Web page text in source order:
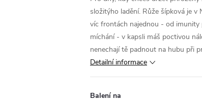
složitýho ladění. Růže šípková je v
víc frontách najednou - od imunity
míchání - v kapsli máš poctivou
nenechají tě padnout na hubu při
Detailní informace
Balení na